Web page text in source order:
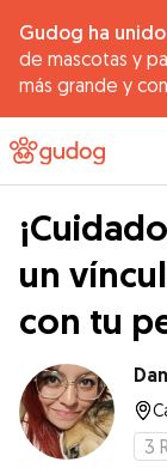
Gudog ha
de mascotas y
más grande y
un
con tu
3